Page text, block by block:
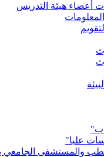
أعضاء هيئة التدريس
عليا"
والمستشفى الجامعي